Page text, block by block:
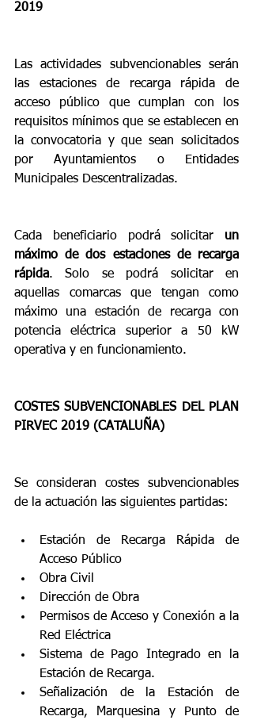
2019
Las actividades subvencionables serán
las estaciones de recarga rápida de
acceso público que cumplan con los
requisitos mínimos que se establecen en
la convocatoria y que sean solicitados
por Ayuntamientos o Entidades
Municipales Descentralizadas.
Cada beneficiario podrá solicitar un
máximo de dos estaciones de recarga
rápida. Solo se podrá solicitar en
aquellas comarcas que tengan como
máximo una estación de recarga con
potencia eléctrica superior a 50 kW
operativa y en funcionamiento.
COSTES SUBVENCIONABLES DEL PLAN
PIRVEC 2019 (CATALUÑA)
Se consideran costes subvencionables
de la actuación las siguientes partidas:
Estación de Recarga Rápida de
Acceso Público
Obra Civil
Dirección de Obra
Permisos de Acceso y Conexión a la
Red Eléctrica
Sistema de Pago Integrado en la
Estación de Recarga.
Señalización de la Estación de
Recarga, Marquesina y Punto de